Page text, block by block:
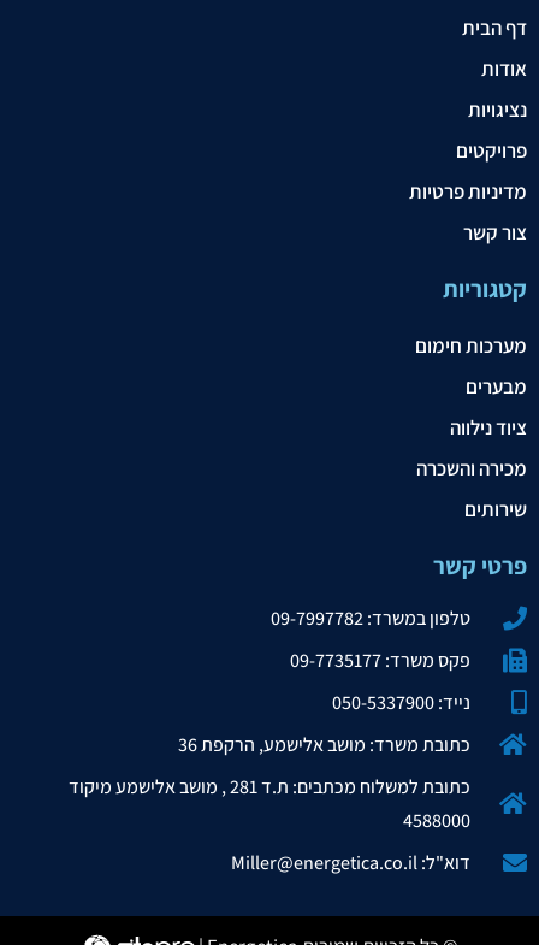
דף הבית
אודות
נציגויות
פרויקטים
מדיניות פרטיות
צור קשר
קטגוריות
מערכות חימום
מבערים
ציוד נילווה
מכירה והשכרה
שירותים
פרטי קשר
טלפון במשרד: 09-7997782
פקס משרד: 09-7735177
נייד: 050-5337900
כתובת משרד: מושב אלישמע, הרקפת 36
כתובת למשלוח מכתבים: ת.ד 281 , מושב אלישמע מיקוד
4588000
דוא"ל: Miller@energetica.co.il